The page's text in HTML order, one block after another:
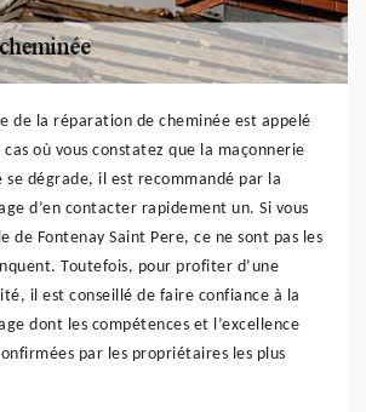
de la réparation de cheminée est appelé
où vous constatez que la maçonnerie
se dégrade, il est recommandé par la
d’en contacter rapidement un. Si vous
de Fontenay Saint Pere, ce ne sont pas les
Toutefois, pour profiter d’une
il est conseillé de faire confiance à la
dont les compétences et l’excellence
par les propriétaires les plus